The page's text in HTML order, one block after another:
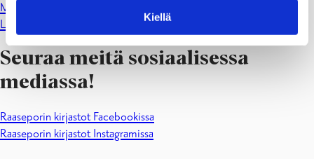
Kiellä
Media-avain-kirjahyllyt myönteisille mediasisällöille
Lapset ja netti
Seuraa meitä sosiaalisessa
mediassa!
Raaseporin kirjastot Facebookissa
Raaseporin kirjastot Instagramissa